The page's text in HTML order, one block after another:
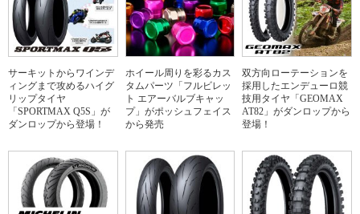
サーキットからワインデ
ィングまで攻めるハイグ
リップタイヤ
「SPORTMAX Q5S」が
ダンロップから登場！
ホイール周りを彩るカス
タムパーツ「フルビレッ
ト エアーバルブキャッ
プ」がポッシュフェイス
から発売
双方向ローテーションを
採用したエンデューロ競
技用タイヤ「GEOMAX
AT82」がダンロップから
登場！